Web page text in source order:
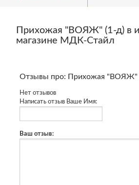
Прихожая "ВОЯЖ" (1-д) в
магазине МДК-Стайл
Отзывы про: Прихожая "ВОЯЖ"
Нет отзывов
Написать отзыв Ваше Имя:
Ваш отзыв: